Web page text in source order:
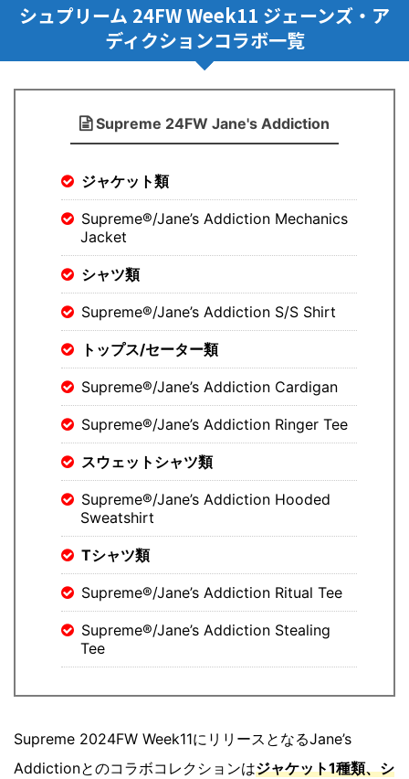
シュプリーム 24FW Week11 ジェーンズ・ア
ディクションコラボ一覧
Supreme 24FW Jane's Addiction
ジャケット類
Supreme®/Jane’s Addiction Mechanics
Jacket
シャツ類
Supreme®/Jane’s Addiction S/S Shirt
トップス/セーター類
Supreme®/Jane’s Addiction Cardigan
Supreme®/Jane’s Addiction Ringer Tee
スウェットシャツ類
Supreme®/Jane’s Addiction Hooded
Sweatshirt
Tシャツ類
Supreme®/Jane’s Addiction Ritual Tee
Supreme®/Jane’s Addiction Stealing
Tee
Supreme 2024FW Week11にリリースとなるJane’s
Addictionとのコラボコレクションはジャケット1種類、シ